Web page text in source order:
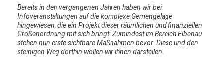
Bereits in den vergangenen Jahren haben wir bei
Infoveranstaltungen auf die komplexe Gemengelage
hingewiesen, die ein Projekt dieser räumlichen und finanziellen
Größenordnung mit sich bringt. Zumindest im Bereich Elbenau
stehen nun erste sichtbare Maßnahmen bevor. Diese und den
steinigen Weg dorthin wollen wir ihnen darstellen.